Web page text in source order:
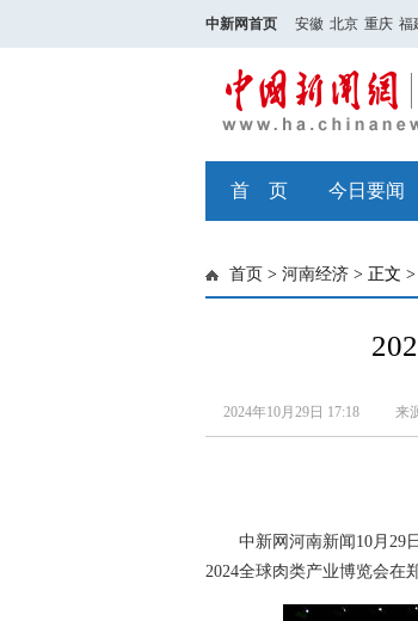
中新网首页 安徽 北京 重庆 福
首 页 今日要闻
首页 > 河南经济 > 正文 >
2024年10月29日 17:18 来
中新网河南新闻10月29日
2024全球肉类产业博览会在